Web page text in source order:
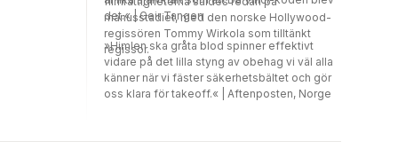
manusstadiet, med den norske Hollywood-
regissören Tommy Wirkola som tilltänkt
regissör.
det.« | Geir Tangen
»Himlen ska gråta blod spinner effektivt
vidare på det lilla styng av obehag vi väl alla
känner när vi fäster säkerhetsbältet och gör
oss klara för takeoff.« | Aftenposten, Norge